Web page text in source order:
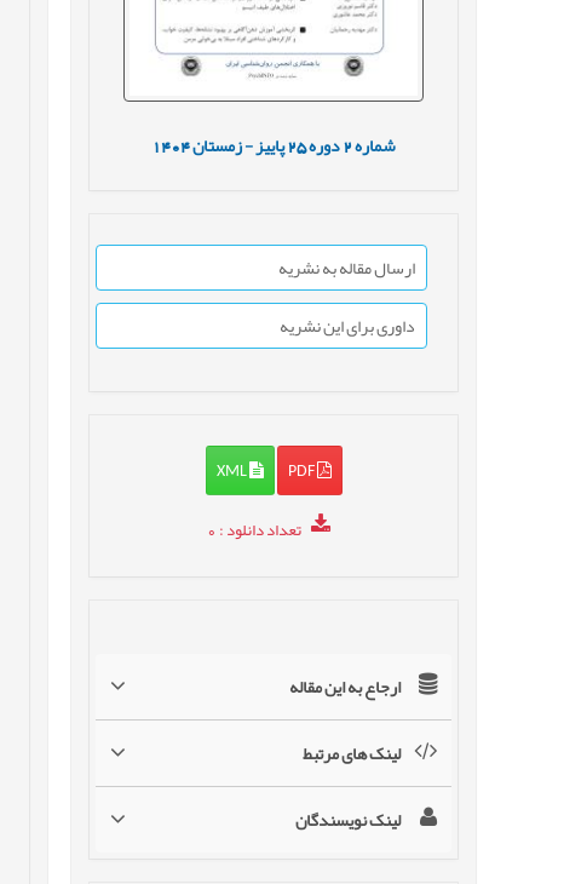
شماره دوره25 پاییز - زمستان1404
ارسال مقاله به نشریه
داوری برای این نشریه
PDF
XML
تعداد دانلود: 0
ارجاع به این مقاله
لینک های مرتبط
لینک نویسندگان